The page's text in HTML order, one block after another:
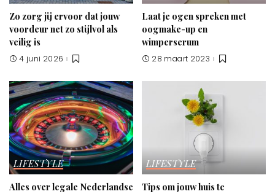
Zo zorg jij ervoor dat jouw
voordeur net zo stijlvol als
veilig is
4 juni 2026
Laat je ogen spreken met
oogmake-up en
wimperserum
28 maart 2023
LIFESTYLE
Alles over legale Nederlandse
LIFESTYLE
Tips om jouw huis te